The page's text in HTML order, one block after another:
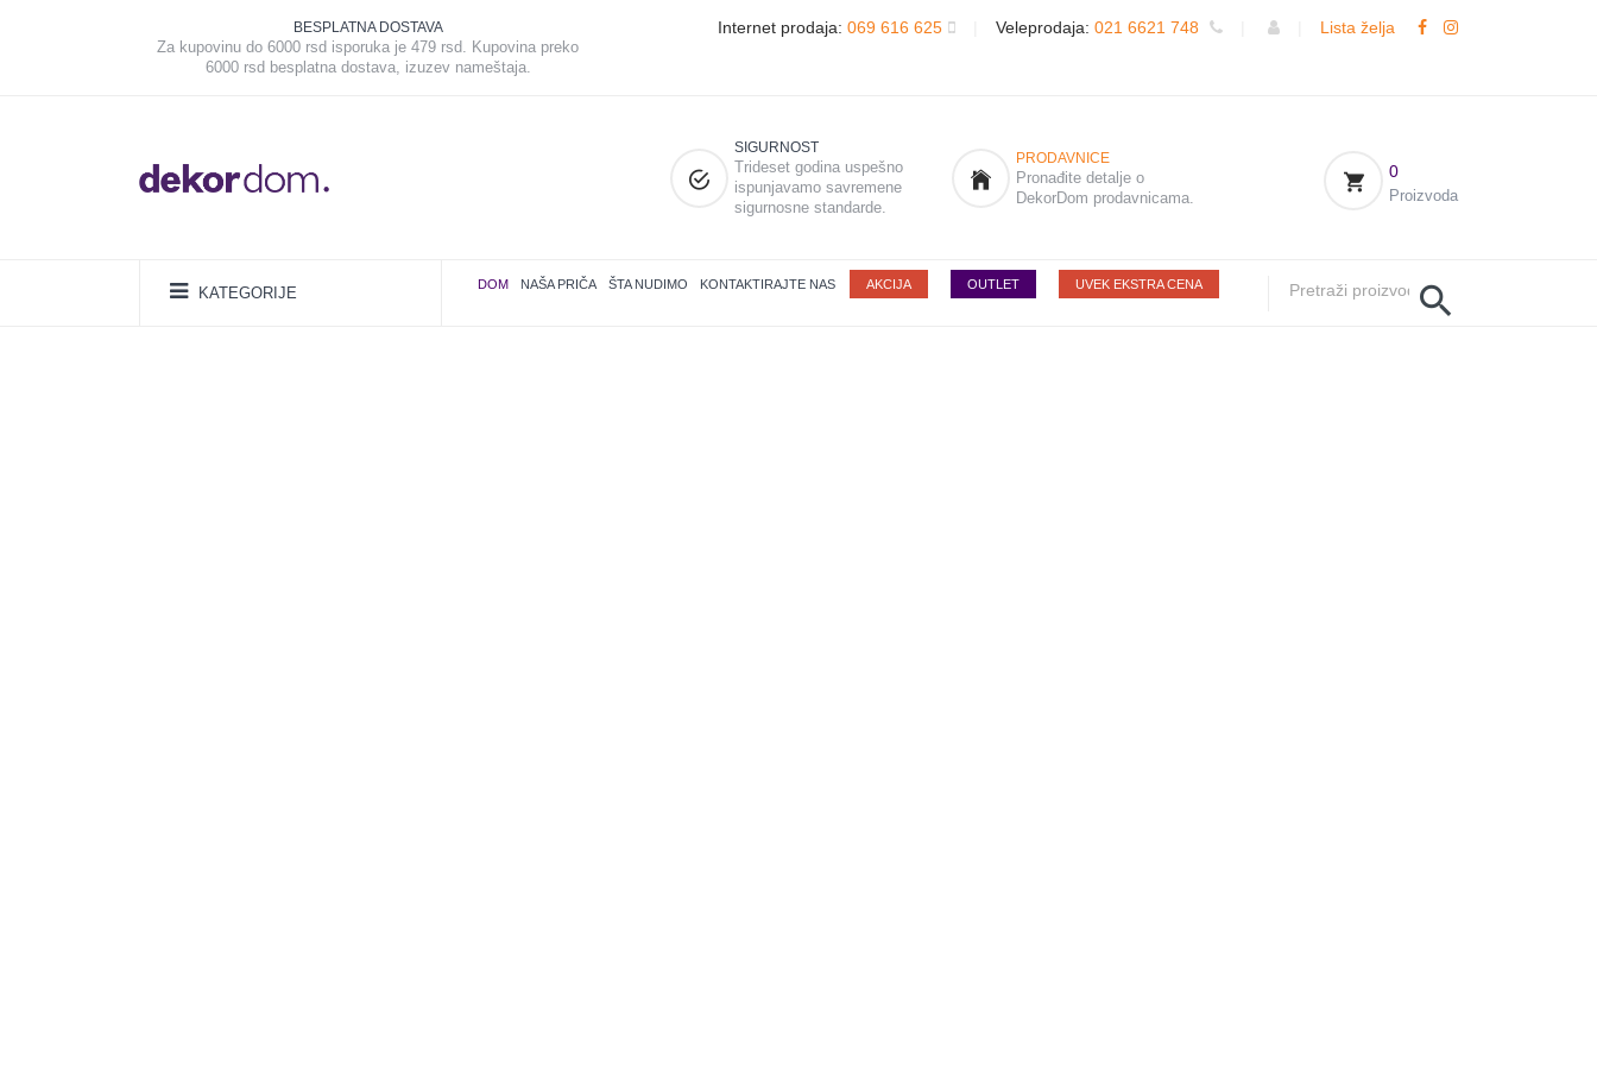
BESPLATNA DOSTAVA
Za kupovinu do 6000 rsd isporuka je 479 rsd. Kupovina preko
6000 rsd besplatna dostava, izuzev nameštaja.
Internet prodaja: 069 616 625 Veleprodaja: 021 6621 748 Lista želja
SIGURNOST
Trideset godina uspešno
ispunjavamo savremene
sigurnosne standarde.
PRODAVNICE
Pronađite detalje o
DekorDom prodavnicama.
0
Proizvoda
KATEGORIJE DOM NAŠA PRIČA ŠTA NUDIMO KONTAKTIRAJTE NAS AKCIJA OUTLET UVEK EKSTRA CENA